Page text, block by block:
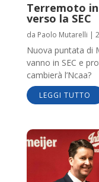
Terremoto in
verso la SEC
da Paolo Mutarelli |
Nuova puntata di
vanno in SEC e
cambierà l’Ncaa?
LEGGI TUTTO